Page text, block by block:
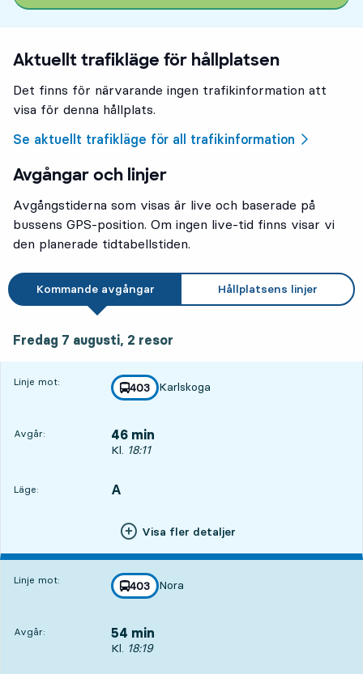
Aktuellt trafikläge för hållplatsen
Det finns för närvarande ingen trafikinformation att
visa för denna hållplats.
Se aktuellt trafikläge för all trafikinformation
Avgångar och linjer
Avgångstiderna som visas är live och baserade på
bussens GPS-position. Om ingen live-tid finns visar vi
den planerade tidtabellstiden.
Kommande avgångar Hållplatsens linjer
Fredag 7 augusti, 2 resor
Linje mot: linje
403
mot
Karlskoga
,
Avgår: 46 min
Avgår, Kl. 18:11, om 46 min
Kl. 18:11
Läge:
LÄGE, A
,
Visa fler detaljer
Linje mot: linje
403
mot
Nora
,
Avgår: 54 min
Avgår, Kl. 18:19, om 54 min
Kl. 18:19